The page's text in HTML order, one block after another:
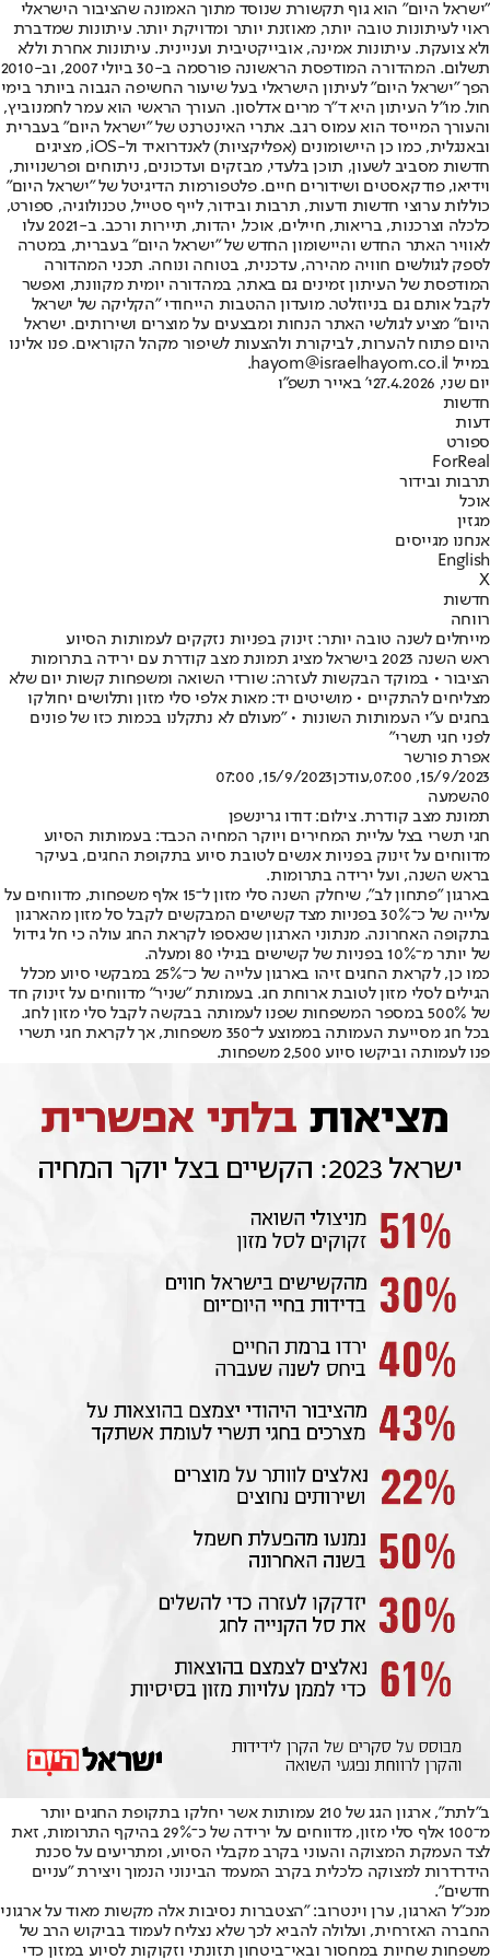
"ישראל היום" הוא גוף תקשורת שנוסד מתוך האמונה שהציבור הישראלי
ראוי לעיתונות טובה יותר, מאוזנת יותר ומדויקת יותר. עיתונות שמדברת
ולא צועקת. עיתונות אמינה, אובייקטיבית ועניינית. עיתונות אחרת וללא
תשלום. המהדורה המודפסת הראשונה פורסמה ב-30 ביולי 2007, וב-2010
הפך "ישראל היום" לעיתון הישראלי בעל שיעור החשיפה הגבוה ביותר בימי
חול. מו"ל העיתון היא ד"ר מרים אדלסון. העורך הראשי הוא עמר לחמנוביץ,
והעורך המייסד הוא עמוס רגב. אתרי האינטרנט של "ישראל היום" בעברית
ובאנגלית, כמו כן היישומונים (אפליקציות) לאנדרואיד ול-iOS, מציגים
חדשות מסביב לשעון, תוכן בלעדי, מבזקים ועדכונים, ניתוחים ופרשנויות,
וידיאו, פודקאסטים ושידורים חיים. פלטפורמות הדיגיטל של "ישראל היום"
כוללות ערוצי חדשות ודעות, תרבות ובידור, לייף סטייל, טכנולוגיה, ספורט,
כלכלה וצרכנות, בריאות, חיילים, אוכל, יהדות, תיירות ורכב. ב-2021 עלו
לאוויר האתר החדש והיישומון החדש של "ישראל היום" בעברית, במטרה
לספק לגולשים חוויה מהירה, עדכנית, בטוחה ונוחה. תכני המהדורה
המודפסת של העיתון זמינים גם באתר, במהדורה יומית מקוונת, ואפשר
לקבל אותם גם בניוזלטר. מועדון ההטבות הייחודי "הקליקה של ישראל
היום" מציע לגולשי האתר הנחות ומבצעים על מוצרים ושירותים. ישראל
היום פתוח להערות, לביקורת ולהצעות לשיפור מקהל הקוראים. פנו אלינו
במייל hayom@israelhayom.co.il.
יום שני, 27.4.2026
י' באייר תשפ"ו
חדשות
דעות
ספורט
ForReal
תרבות ובידור
אוכל
מגזין
אנחנו מגייסים
English
X
חדשות
רווחה
מייחלים לשנה טובה יותר: זינוק בפניות נזקקים לעמותות הסיוע
ראש השנה 2023 בישראל מציג תמונת מצב קודרת עם ירידה בתרומות
הציבור • במוקד הבקשות לעזרה: שורדי השואה ומשפחות קשות יום שלא
מצליחים להתקיים • מושיטים יד: מאות אלפי סלי מזון ותלושים יחולקו
בחגים ע"י העמותות השונות • "מעולם לא נתקלנו בכמות כזו של פונים
לפני חגי תשרי"
אפרת פורשר
15/9/2023, 07:00
,עודכן15/9/2023, 07:00
0השמעה
תמונת מצב קודרת. צילום: דודו גרינשפן
חגי תשרי בצל עליית המחירים ויוקר המחיה הכבד: בעמותות הסיוע
מדווחים על זינוק בפניות אנשים לטובת סיוע בתקופת החגים, בעיקר
בראש השנה, ועל ירידה בתרומות.
בארגון "פתחון לב", שיחלק השנה סלי מזון ל־15 אלף משפחות, מדווחים על
עלייה של כ־30% בפניות מצד קשישים המבקשים לקבל סל מזון מהארגון
בתקופה האחרונה. מנתוני הארגון שנאספו לקראת החג עולה כי חל גידול
של יותר מ־10% בפניות של קשישים בגילי 80 ומעלה.
כמו כן, לקראת החגים זיהו בארגון עלייה של כ־25% במבקשי סיוע מכלל
הגילים לסלי מזון לטובת ארוחת חג. בעמותת "שניר" מדווחים על זינוק חד
של 500% במספר המשפחות שפנו לעמותה בבקשה לקבל סלי מזון לחג.
בכל חג מסייעת העמותה בממוצע ל־350 משפחות, אך לקראת חגי תשרי
פנו לעמותה וביקשו סיוע 2,500 משפחות.
ב"לתת", ארגון הגג של 210 עמותות אשר יחלקו בתקופת החגים יותר
מ־100 אלף סלי מזון, מדווחים על ירידה של כ־29% בהיקף התרומות, זאת
לצד העמקת המצוקה והעוני בקרב מקבלי הסיוע, ומתריעים על סכנת
הידרדרות למצוקה כלכלית בקרב המעמד הבינוני הנמוך ויצירת "עניים
חדשים".
מנכ"ל הארגון, ערן וינטרוב: "הצטברות נסיבות אלה מקשות מאוד על ארגוני
החברה האזרחית, ועלולה להביא לכך שלא נצליח לעמוד בביקוש הרב של
משפחות שחיות במחסור ובאי־ביטחון תזונתי וזקוקות לסיוע במזון כדי